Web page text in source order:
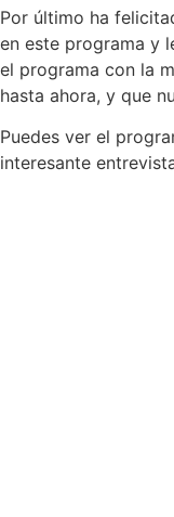
Por último ha
en este programa y
el programa con la
hasta ahora, y que
Puedes ver el
interesante